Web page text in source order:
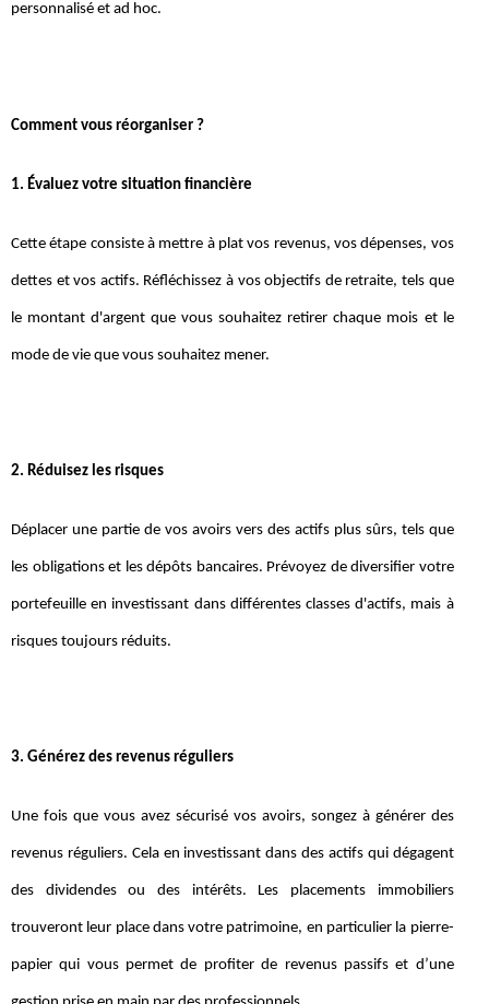
personnalisé et ad hoc.
Comment vous réorganiser ?
1. Évaluez votre situation financière
Cette étape consiste à mettre à plat vos revenus, vos dépenses, vos
dettes et vos actifs. Réfléchissez à vos objectifs de retraite, tels que
le montant d'argent que vous souhaitez retirer chaque mois et le
mode de vie que vous souhaitez mener.
2. Réduisez les risques
Déplacer une partie de vos avoirs vers des actifs plus sûrs, tels que
les obligations et les dépôts bancaires. Prévoyez de diversifier votre
portefeuille en investissant dans différentes classes d'actifs, mais à
risques toujours réduits.
3. Générez des revenus réguliers
Une fois que vous avez sécurisé vos avoirs, songez à générer des
revenus réguliers. Cela en investissant dans des actifs qui dégagent
des dividendes ou des intérêts. Les placements immobiliers
trouveront leur place dans votre patrimoine, en particulier la pierre-
papier qui vous permet de profiter de revenus passifs et d’une